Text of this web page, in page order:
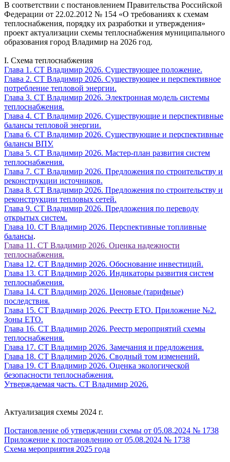
В соответствии с постановлением Правительства Российской
Федерации от 22.02.2012 № 154 «О требованиях к схемам
теплоснабжения, порядку их разработки и утверждения»
проект актуализации схемы теплоснабжения муниципального
образования город Владимир на 2026 год.
I. Схема теплоснабжения
Глава 1. СТ Владимир 2026. Существующее положение.
Глава 2. СТ Владимир 2026. Существующее и перспективное
потребление тепловой энергии.
Глава 3. СТ Владимир 2026. Электронная модель системы
теплоснабжения.
Глава 4. СТ Владимир 2026. Существующие и перспективные
балансы тепловой энергии.
Глава 6. СТ Владимир 2026. Существующие и перспективные
балансы ВПУ.
Глава 5. СТ Владимир 2026. Мастер-план развития систем
теплоснабжения.
Глава 7. СТ Владимир 2026. Предложения по строительству и
реконструкции источников.
Глава 8. СТ Владимир 2026. Предложения по строительству и
реконструкции тепловых сетей.
Глава 9. СТ Владимир 2026. Предложения по переводу
открытых систем.
Глава 10. СТ Владимир 2026. Перспективные топливные
балансы.
Глава 11. СТ Владимир 2026. Оценка надежности
теплоснабжения.
Глава 12. СТ Владимир 2026. Обоснование инвестиций.
Глава 13. СТ Владимир 2026. Индикаторы развития систем
теплоснабжения.
Глава 14. СТ Владимир 2026. Ценовые (тарифные)
последствия.
Глава 15. СТ Владимир 2026. Реестр ЕТО. Приложение №2.
Зоны ЕТО.
Глава 16. СТ Владимир 2026. Реестр мероприятий схемы
теплоснабжения.
Глава 17. СТ Владимир 2026. Замечания и предложения.
Глава 18. СТ Владимир 2026. Сводный том изменений.
Глава 19. СТ Владимир 2026. Оценка экологической
безопасности теплоснабжения.
Утверждаемая часть. СТ Владимир 2026.
Актуализация схемы 2024 г.
Постановление об утверждении схемы от 05.08.2024 № 1738
Приложение к постановлению от 05.08.2024 № 1738
Схема мероприятия 2025 года